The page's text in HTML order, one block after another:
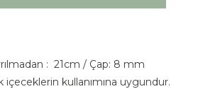
: 21cm / Çap: 8 mm
içeceklerin kullanımına uygundur.